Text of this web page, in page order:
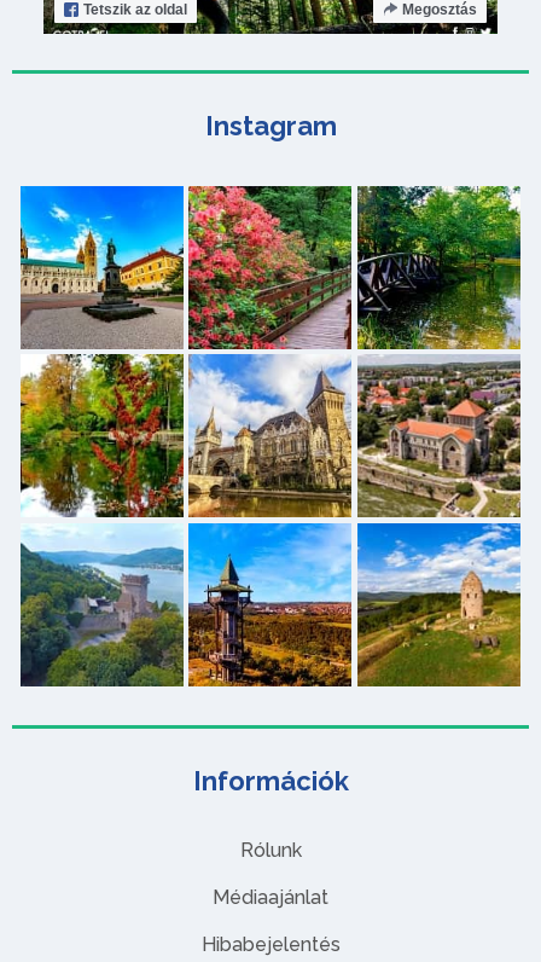
Információk
Rólunk
Médiaajánlat
Hibabejelentés
Tetszik az oldal Megosztás
Instagram